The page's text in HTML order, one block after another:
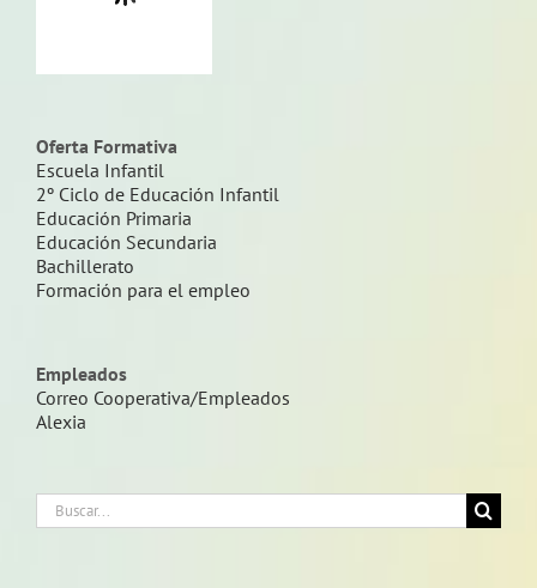
Oferta Formativa
Escuela Infantil
2º Ciclo de Educación Infantil
Educación Primaria
Educación Secundaria
Bachillerato
Formación para el empleo
Empleados
Correo Cooperativa/Empleados
Alexia
Buscar: